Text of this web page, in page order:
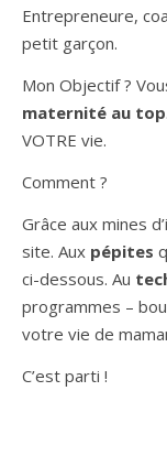
Entrepreneure,
petit garçon.
Mon Objectif ?
maternité au top
VOTRE vie.
Comment ?
Grâce aux mines
site. Aux pépites
ci-dessous. Au
programmes –
votre vie de
C’est parti !